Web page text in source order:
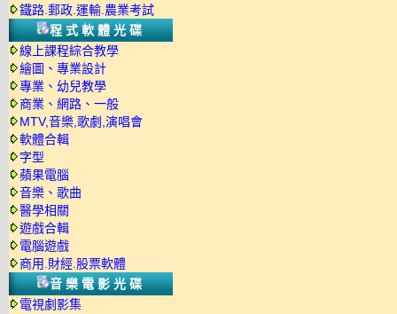
鐵路.郵政.運輸.農業考試
程式軟體光碟
線上課程綜合教學
繪圖、專業設計
專業、幼兒教學
商業、網路、一般
MTV,音樂,歌劇,演唱會
軟體合輯
字型
蘋果電腦
音樂、歌曲
醫學相關
遊戲合輯
電腦遊戲
商用.財經.股票軟體
音樂電影光碟
電視劇影集